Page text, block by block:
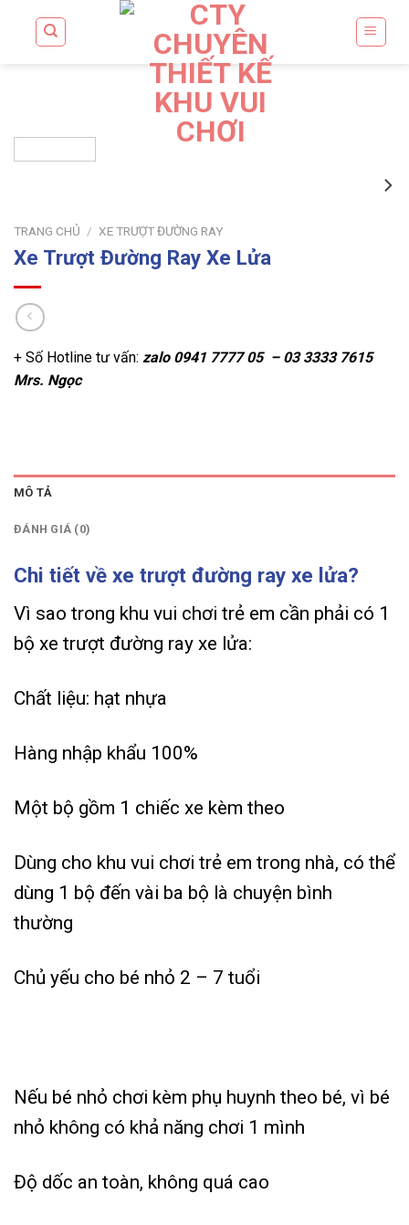
TRANG CHỦ / XE TRƯỢT ĐƯỜNG RAY
Xe Trượt Đường Ray Xe Lửa
+ Số Hotline tư vấn: zalo 0941 7777 05 – 03 3333 7615
Mrs. Ngọc
MÔ TẢ
ĐÁNH GIÁ (0)
Chi tiết về xe trượt đường ray xe lửa?
Vì sao trong khu vui chơi trẻ em cần phải có 1
bộ xe trượt đường ray xe lửa:
Chất liệu: hạt nhựa
Hàng nhập khẩu 100%
Một bộ gồm 1 chiếc xe kèm theo
Dùng cho khu vui chơi trẻ em trong nhà, có thể
dùng 1 bộ đến vài ba bộ là chuyện bình
thường
Chủ yếu cho bé nhỏ 2 – 7 tuổi
Nếu bé nhỏ chơi kèm phụ huynh theo bé, vì bé
nhỏ không có khả năng chơi 1 mình
Độ dốc an toàn, không quá cao